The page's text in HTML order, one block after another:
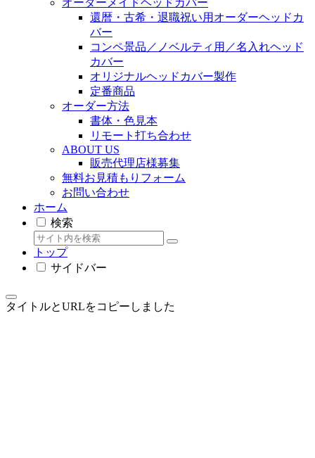
還暦・古希・退職祝い用オーダーヘッドカ
バー
コンペ景品／ノベルティ用／名入れヘッド
カバー
オリジナルヘッドカバー製作
定番商品
オーダー方法
書体・色見本
リモート打ち合わせ
ABOUT US
販売代理店様募集
無料お見積もりフォーム
お問い合わせ
ホーム
検索
トップ
サイドバー
タイトルとURLをコピーしました